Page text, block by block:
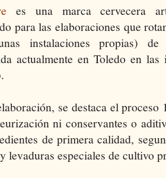
es una marca cervecera
para las elaboraciones que
instalaciones propias) de
actualmente en Toledo en
se destaca el
ni conservantes o
de primera calidad,
levaduras especiales de cultivo